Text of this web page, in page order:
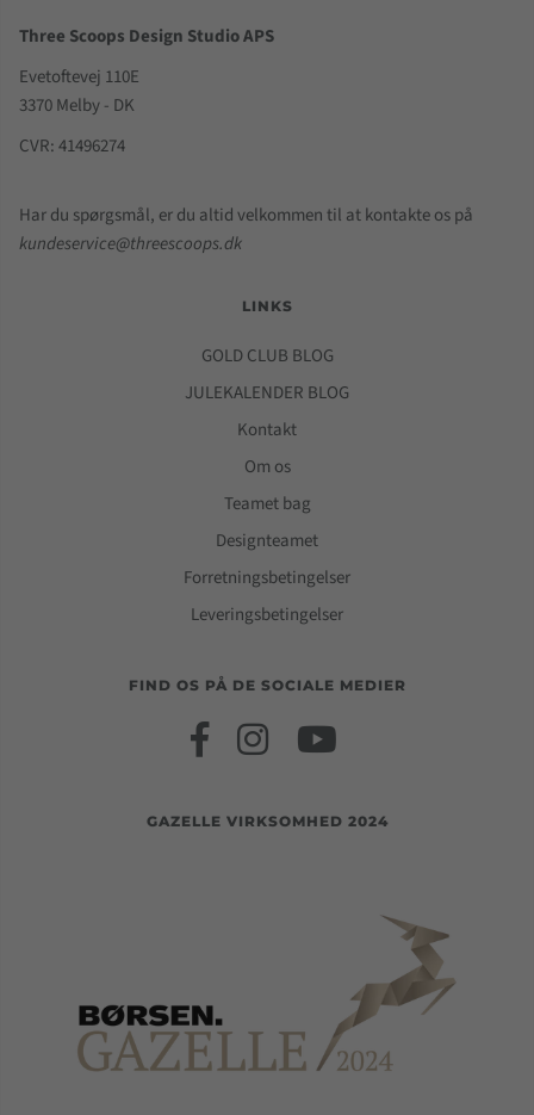
Three Scoops Design Studio APS
Evetoftevej 110E
3370 Melby - DK
CVR: 41496274
Har du spørgsmål, er du altid velkommen til at kontakte os på
kundeservice@threescoops.dk
LINKS
GOLD CLUB BLOG
JULEKALENDER BLOG
Kontakt
Om os
Teamet bag
Designteamet
Forretningsbetingelser
Leveringsbetingelser
FIND OS PÅ DE SOCIALE MEDIER
GAZELLE VIRKSOMHED 2024